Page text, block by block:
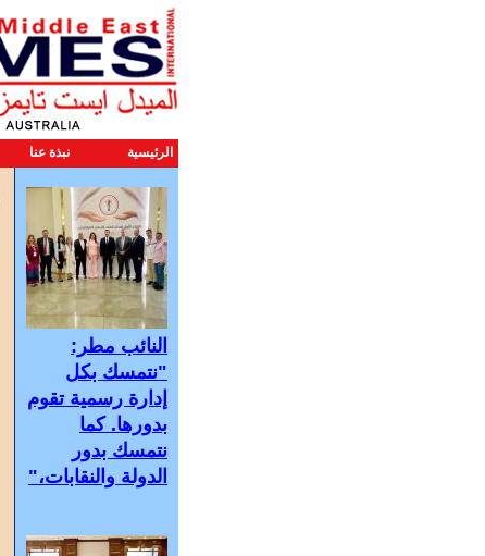
نبذة عنا الرئيسية
النائب مطر:
"نتمسك بكل
إدارة رسمية تقوم
بدورها. كما
نتمسك بدور
الدولة والنقابات،"